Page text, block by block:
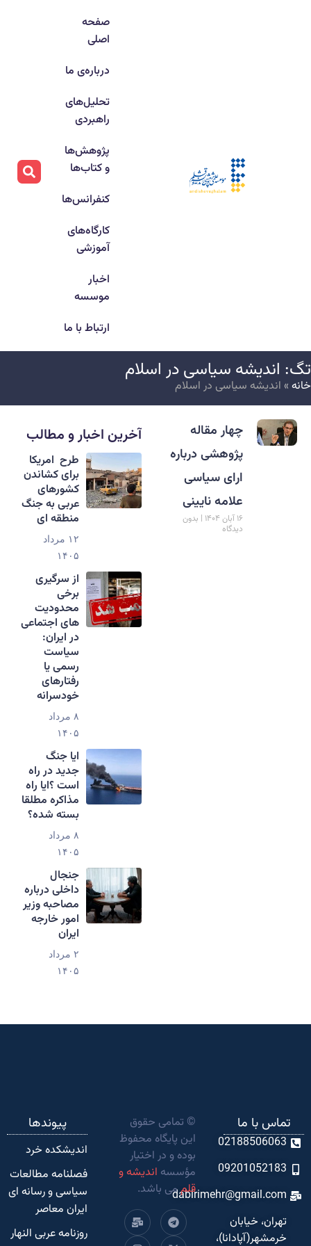
صفحه
اصلی
درباره‌ی ما
تحلیل‌های
راهبردی
پژوهش‌ها
و کتاب‌ها
کنفرانس‌ها
کارگاه‌های
آموزشی
اخبار
موسسه
ارتباط با ما
اندیشه سیاسی در اسلام
» اندیشه سیاسی در اسلام
چهار مقاله
پژوهشی درباره
ارای سیاسی
علامه نایینی
۱۶ آبان ۱۴۰۴
بدون
دیدگاه
آخرین اخبار و مطالب
طرح امریکا
برای کشاندن
کشورهای
عربی به جنگ
منطقه ای
۱۲ مرداد
۱۴۰۵
از سرگیری
برخی
محدودیت
های اجتماعی
در ایران:
سیاست
رسمی یا
رفتارهای
خودسرانه
۸ مرداد
۱۴۰۵
ایا جنگ
جدید در راه
است ؟ایا راه
مذاکره مطلقا
بسته شده؟
۸ مرداد
۱۴۰۵
جنجال
داخلی درباره
مصاحبه وزیر
امور خارجه
ایران
۲ مرداد
۱۴۰۵
تماس با ما
02188506063
09201052183
dabirimehr@gmail.com
تهران، خیابان
خرمشهر(آپادانا)،
© تمامی حقوق
این پایگاه محفوظ
بوده و در اختیار
مؤسسه اندیشه و
قلممی باشد.
پیوندها
اندیشکده‌ خرد
فصلنامه مطالعات
سیاسی و رسانه ای
ایران معاصر
روزنامه عربی النهار